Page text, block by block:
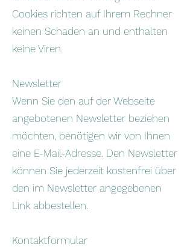
Cookies richten auf Ihrem Rechner
keinen Schaden an und enthalten
keine Viren.
Newsletter
Wenn Sie den auf der Webseite
angebotenen Newsletter beziehen
möchten, benötigen wir von Ihnen
eine E-Mail-Adresse. Den Newsletter
können Sie jederzeit kostenfrei über
den im Newsletter angegebenen
Link abbestellen.
Kontaktformular